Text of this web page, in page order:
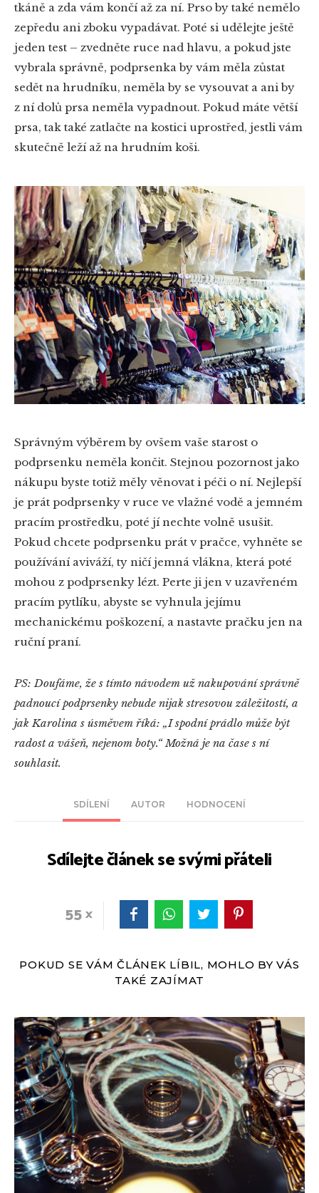
SDÍLENÍ AUTOR HODNOCENÍ
Sdílejte článek se svými přáteli
55
tkáně a zda vám končí až za ní. Prso by také nemělo
zepředu ani zboku vypadávat. Poté si udělejte ještě
jeden test – zvedněte ruce nad hlavu, a pokud jste
vybrala správně, podprsenka by vám měla zůstat
sedět na hrudníku, neměla by se vysouvat a ani by
z ní dolů prsa neměla vypadnout. Pokud máte větší
prsa, tak také zatlačte na kostici uprostřed, jestli vám
skutečně leží až na hrudním koši.
Správným výběrem by ovšem vaše starost o
podprsenku neměla končit. Stejnou pozornost jako
nákupu byste totiž měly věnovat i péči o ní. Nejlepší
je prát podprsenky v ruce ve vlažné vodě a jemném
pracím prostředku, poté jí nechte volně usušit.
Pokud chcete podprsenku prát v pračce, vyhněte se
používání aviváží, ty ničí jemná vlákna, která poté
mohou z podprsenky lézt. Perte ji jen v uzavřeném
pracím pytlíku, abyste se vyhnula jejímu
mechanickému poškození, a nastavte pračku jen na
ruční praní.
PS: Doufáme, že s tímto návodem už nakupování správně
padnoucí podprsenky nebude nijak stresovou záležitostí, a
jak Karolina s úsměvem říká: „I spodní prádlo může být
radost a vášeň, nejenom boty.“ Možná je na čase s ní
souhlasit.
POKUD SE VÁM ČLÁNEK LÍBIL, MOHLO BY VÁS
TAKÉ ZAJÍMAT